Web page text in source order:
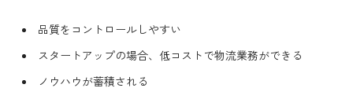
品質をコントロールしやすい
スタートアップの場合、低コストで物流業務ができる
ノウハウが蓄積される